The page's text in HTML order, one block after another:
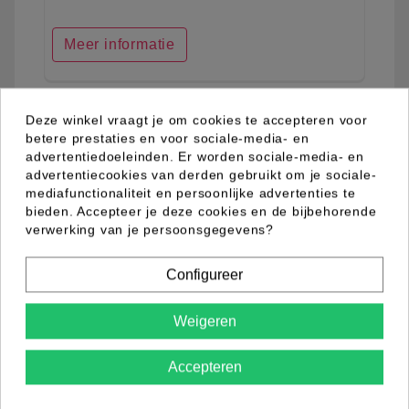
Meer informatie
favorite_border
Deze winkel vraagt je om cookies te accepteren voor
betere prestaties en voor sociale-media- en
advertentiedoeleinden. Er worden sociale-media- en
advertentiecookies van derden gebruikt om je sociale-
mediafunctionaliteit en persoonlijke advertenties te
bieden. Accepteer je deze cookies en de bijbehorende
verwerking van je persoonsgegevens?
Configureer
Weigeren
Accepteren